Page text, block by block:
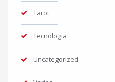
Tarot
Tecnologia
Uncategorized